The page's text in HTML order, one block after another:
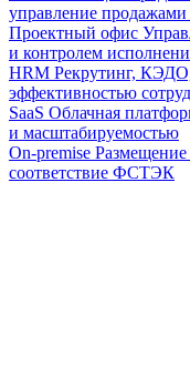
управление
Проектный офис
и контролем
HRM Рекрутинг,
эффективностью
SaaS Облачная
и масштабируемостью
On-premise
соответствие ФСТЭК